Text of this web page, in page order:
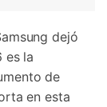
dejó
es la
de
en esta